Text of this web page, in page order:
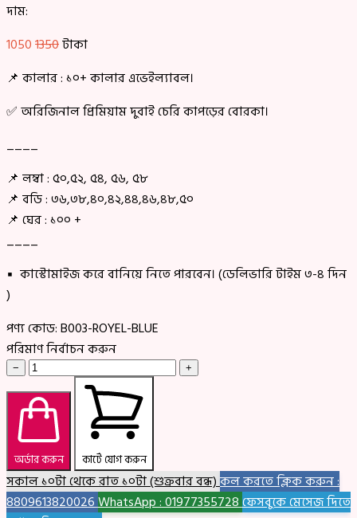
দাম:
10501350টাকা
📌 কালার : ১০+ কালার এভেইল্যাবল।
✅ অরিজিনাল প্রিমিয়াম দুবাই চেরি কাপড়ের বোরকা।
____
📌 লম্বা : ৫০,৫২, ৫৪, ৫৬, ৫৮
📌 বডি : ৩৬,৩৮,৪০,৪২,৪৪,৪৬,৪৮,৫০
📌 ঘের : ১০০ +
____
▪ কাস্টোমাইজ করে বানিয়ে নিতে পারবেন। (ডেলিভারি টাইম ৩-৪ দিন
)
পণ্য কোড:B003-ROYEL-BLUE
পরিমাণ নির্বাচন করুন
− +
অর্ডার করুন কার্টে যোগ করুন
সকাল ১০টা থেকে রাত ১০টা (শুক্রবার বন্ধ)কল করতে ক্লিক করুন :
8809613820026WhatsApp : 01977355728ফেসবুকে মেসেজ দিতে